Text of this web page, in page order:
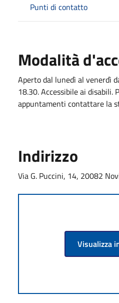
Punti di contatto
Modalità
Aperto dal lunedì al venerdì
18.30. Accessibile ai disabili.
appuntamenti contattare la
Indirizzo
Via G. Puccini, 14, 20082
Visualizza